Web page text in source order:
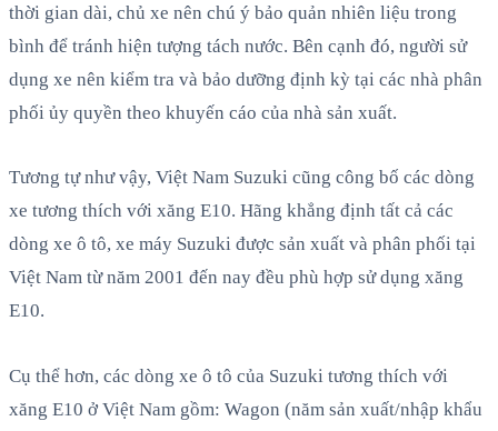
thời gian dài, chủ xe nên chú ý bảo quản nhiên liệu trong
bình để tránh hiện tượng tách nước. Bên cạnh đó, người sử
dụng xe nên kiểm tra và bảo dưỡng định kỳ tại các nhà phân
phối ủy quyền theo khuyến cáo của nhà sản xuất.
Tương tự như vậy, Việt Nam Suzuki cũng công bố các dòng
xe tương thích với xăng E10. Hãng khẳng định tất cả các
dòng xe ô tô, xe máy Suzuki được sản xuất và phân phối tại
Việt Nam từ năm 2001 đến nay đều phù hợp sử dụng xăng
E10.
Cụ thể hơn, các dòng xe ô tô của Suzuki tương thích với
xăng E10 ở Việt Nam gồm: Wagon (năm sản xuất/nhập khẩu